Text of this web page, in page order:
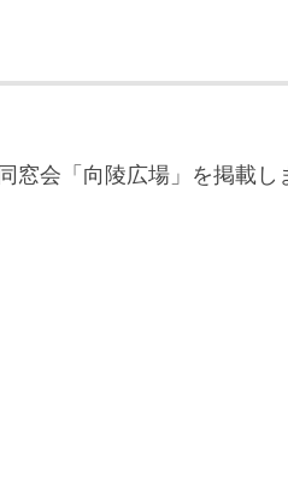
同窓会「向陵広場」を掲載し